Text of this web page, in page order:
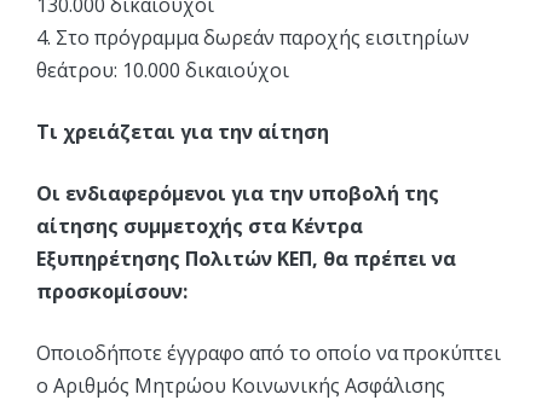
4. Στο πρόγραμμα δωρεάν παροχής εισιτηρίων
θεάτρου: 10.000 δικαιούχοι
Τι χρειάζεται για την αίτηση
Οι ενδιαφερόμενοι για την υποβολή της
αίτησης συμμετοχής στα Κέντρα
Εξυπηρέτησης Πολιτών ΚΕΠ, θα πρέπει να
προσκομίσουν:
Οποιοδήποτε έγγραφο από το οποίο να προκύπτει
ο Αριθμός Μητρώου Κοινωνικής Ασφάλισης